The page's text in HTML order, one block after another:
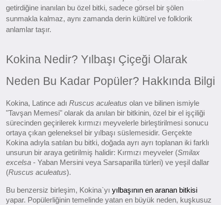
getirdiğine inanılan bu özel bitki, sadece görsel bir şölen
sunmakla kalmaz, aynı zamanda derin kültürel ve folklorik
anlamlar taşır.
Kokina Nedir? Yılbaşı Çiçeği Olarak
Neden Bu Kadar Popüler? Hakkında Bilgi
Kokina, Latince adı Ruscus aculeatus olan ve bilinen ismiyle
"Tavşan Memesi" olarak da anılan bir bitkinin, özel bir el işçiliği
sürecinden geçirilerek kırmızı meyvelerle birleştirilmesi sonucu
ortaya çıkan geleneksel bir yılbaşı süslemesidir. Gerçekte
Kokina adıyla satılan bu bitki, doğada ayrı ayrı toplanan iki farklı
unsurun bir araya getirilmiş halidir: Kırmızı meyveler (Smilax
excelsa - Yaban Mersini veya Sarsaparilla türleri) ve yeşil dallar
(Ruscus aculeatus).
Bu benzersiz birleşim, Kokina`yı yılbaşının en aranan bitkisi
yapar. Popülerliğinin temelinde yatan en büyük neden, kuşkusuz